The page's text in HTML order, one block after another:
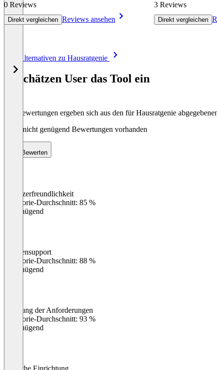
0 Reviews
Direkt vergleichen Reviews ansehen
3 Reviews
Direkt vergleichen
Alle Alternativen zu Hausratgenie
So schätzen User das Tool ein
Die Bewertungen ergeben sich aus den für Hausratgenie
Noch nicht genügend Bewertungen vorhanden
Bewerten
Benutzerfreundlichkeit
Kategorie-Durchschnitt: 85 %
Ungenügend
Kundensupport
Kategorie-Durchschnitt: 88 %
Ungenügend
Erfüllung der Anforderungen
Kategorie-Durchschnitt: 93 %
Ungenügend
Einfache Einrichtung